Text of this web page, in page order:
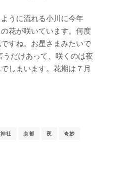
うに流れる小川に今年
花が咲いています。何度
すね。お星さまみたいで
だけあって、咲くのは夜
しまいます。花期は７月
社 京都 夜 奇妙